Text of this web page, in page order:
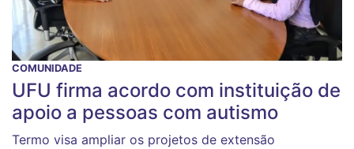
COMUNIDADE
UFU firma acordo com instituição de
apoio a pessoas com autismo
Termo visa ampliar os projetos de extensão